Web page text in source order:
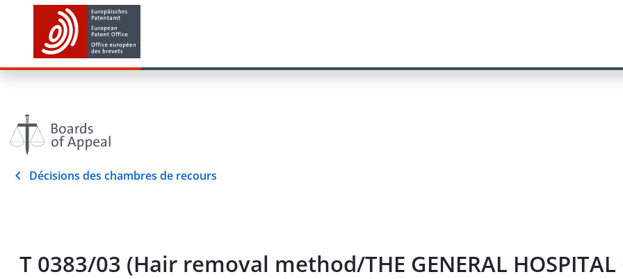
Décisions des chambres de recours
T 0383/03 (Hair removal method/THE GENERAL HOSPITAL